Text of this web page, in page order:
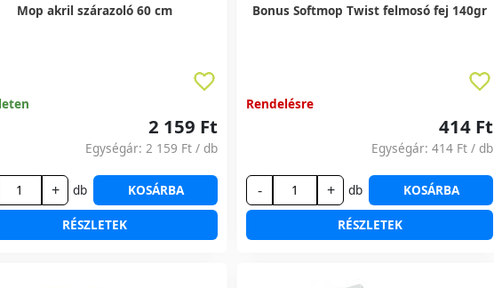
Mop akril szárazoló 60 cm
2 159 Ft
Egységár: 2 159 Ft / db
+ db KOSÁRBA
RÉSZLETEK
Bonus Softmop Twist felmosó fej 140gr
Rendelésre
414 Ft
Egységár: 414 Ft / db
- + db KOSÁRBA
RÉSZLETEK